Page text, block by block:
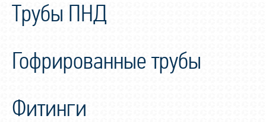
Трубы ПНД
Гофрированные трубы
Фитинги